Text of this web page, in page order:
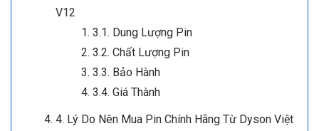
V12
3.1. Dung Lượng Pin
3.2. Chất Lượng Pin
3.3. Bảo Hành
3.4. Giá Thành
4. Lý Do Nên Mua Pin Chính Hãng Từ Dyson Việt